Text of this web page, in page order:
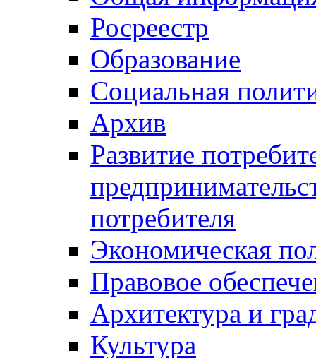
Росреестр
Образование
Социальная
Архив
Развитие
потребителя
Экономическая
Правовое
Архитектура и
Культура